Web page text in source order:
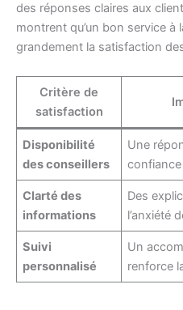
des réponses claires aux
montrent qu’un bon service à
grandement la satisfaction
Critère de
satisfaction
Disponibilité
des conseillers
Une
Clarté des
informations
Des
l’anxiété
Suivi
personnalisé
Un
renforce